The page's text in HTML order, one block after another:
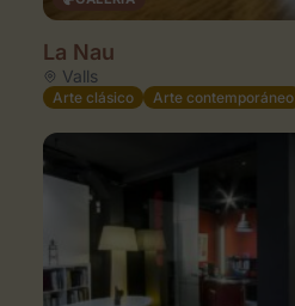
La Nau
Valls
Arte clásico Arte contemporáneo